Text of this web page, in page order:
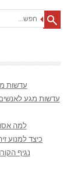
עדשות
עדשות מגע
למה
כיצד למנוע
נגיף